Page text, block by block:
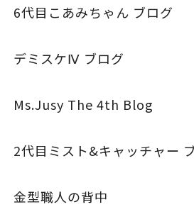
6代目こあみちゃん ブログ
デミスケⅣ ブログ
Ms.Jusy The 4th Blog
2代目ミスト&キャッチャー
金型職人の背中